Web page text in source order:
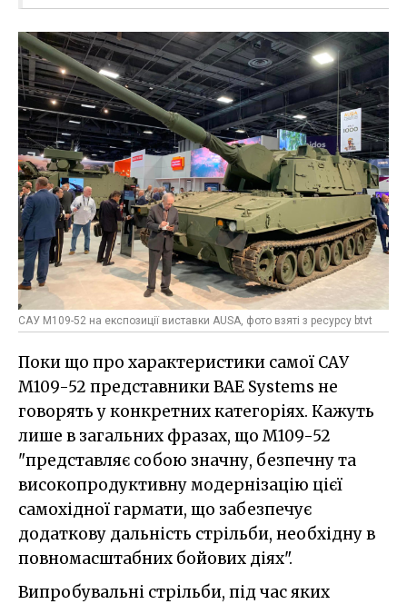
САУ M109-52 на експозиції виставки AUSA, фото взяті з ресурсу btvt
Поки що про характеристики самої САУ
M109-52 представники BAE Systems не
говорять у конкретних категоріях. Кажуть
лише в загальних фразах, що M109-52
"представляє собою значну, безпечну та
високопродуктивну модернізацію цієї
самохідної гармати, що забезпечує
додаткову дальність стрільби, необхідну в
повномасштабних бойових діях".
Випробувальні стрільби, під час яких